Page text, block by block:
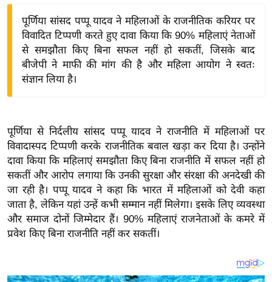
द्यो
वि
शे
ष
ज्ञ
रा
य
ब
ज
खे
पूर्णिया सांसद पप्पू यादव ने महिलाओं के राजनीतिक करियर पर
विवादित टिप्पणी करते हुए दावा किया कि 90% महिलाएं नेताओं
से समझौता किए बिना सफल नहीं हो सकतीं, जिसके बाद
बीजेपी ने माफी की मांग की है और महिला आयोग ने स्वतः
संज्ञान लिया है।
पूर्णिया से निर्दलीय सांसद पप्पू यादव ने राजनीति में महिलाओं पर
विवादास्पद टिप्पणी करके राजनीतिक बवाल खड़ा कर दिया है। उन्होंने
दावा किया कि महिलाएं समझौता किए बिना राजनीति में सफल नहीं हो
सकतीं और आरोप लगाया कि उनकी सुरक्षा और संरक्षा की अनदेखी की
जा रही है। पप्पू यादव ने कहा कि भारत में महिलाओं को देवी कहा
जाता है, लेकिन यहां उन्हें कभी सम्मान नहीं मिलेगा। इसके लिए व्यवस्था
और समाज दोनों जिम्मेदार हैं। 90% महिलाएं राजनेताओं के कमरे में
प्रवेश किए बिना राजनीति नहीं कर सकतीं।